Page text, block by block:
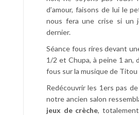
d’amour, faisons de lui le
nous fera une crise si un
dernier.
Séance fous rires devant
1/2 et Chupa, à peine 1 an,
fous sur la musique de Titou
Redécouvrir les 1ers pas
notre ancien salon
jeux de crèche,